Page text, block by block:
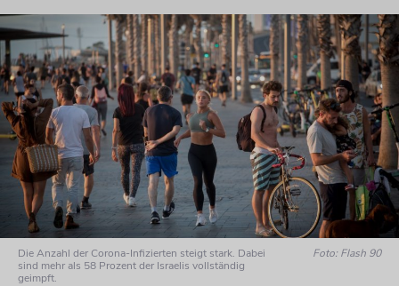
Die Anzahl der Corona-Infizierten steigt stark. Dabei
sind mehr als 58 Prozent der Israelis vollständig
geimpft.
Foto: Flash 90